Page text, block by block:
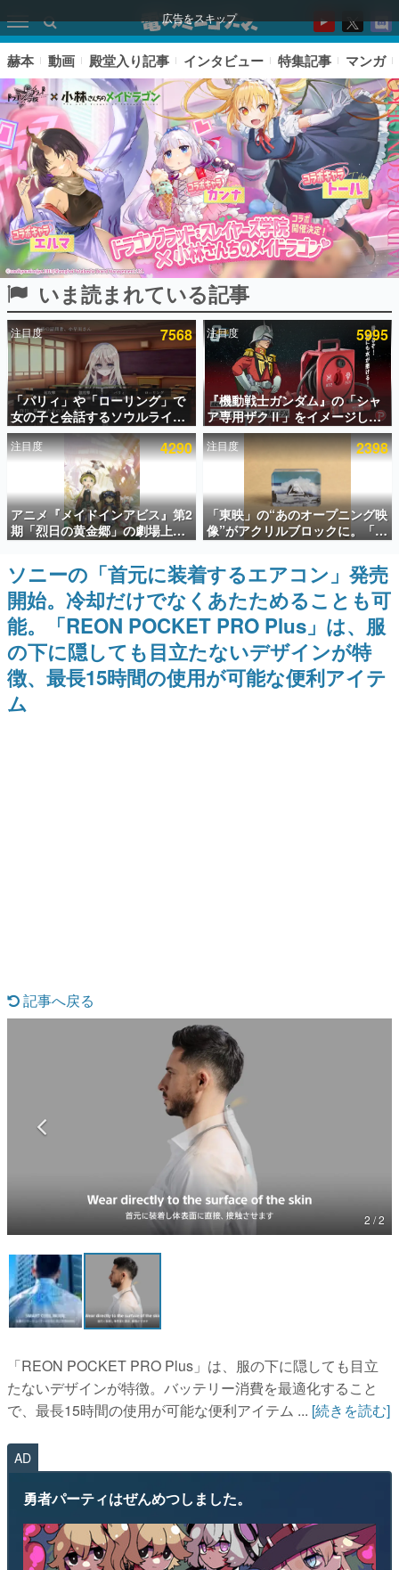
広告をスキップ
ピックアップ
電ファミのいま読まれている記事ランキング
アプリセール情報
インタビュー
連載・特集一覧
殿堂入り記事
SNS拡散数が数千以上！ ページビュー数万以上！ などな
ど。多くの人々に読まれた、電ファミ渾身の“殿堂入り”記
事をまとめました。
ゲームの企画書
名作ゲームクリエイターの方々に製作時のエピソードをお
聞きし、ヒットする企画（ゲーム）とは何か？を探ってい
きます。
赫本
この物語を解いてはいけない。『赫本』は、〈試験問題〉
の形をした短編ホラー小説集です。
具体的な形から解き明かしていく、硬派で骨太な評論連載
ゲームが変えた日本語
「経験値」「裏技」「ラスボス」… ゲームにまつわる言葉
の起源や用法の変遷を、コンピューター文化史研究家・タ
イニーP氏が徹底調査。
女性向け
アプリレビュー
その他
電ファミニコゲーマーとは？
運営：株式会社マレ
赫本 動画 殿堂入り記事 インタビュー 特集記事 マンガ
いま読まれている記事
注目度 7568
「パリィ」や「ローリング」で
女の子と会話するソウルライク
恋愛ゲーム『小早川さんはソウ
ルライク』無料公開。返事に失
敗すると「YOU DIED」
注目度 5995
『機動戦士ガンダム』の「シャ
ア専用ザクⅡ」をイメージした
散水ホースリールが予約開始。
本体にはシャアのパーソナルマ
ークやジオン公国軍のエンブレ
ム、型式番号などを配置
注目度 4290
アニメ『メイドインアビス』第2
期「烈日の黄金郷」の劇場上映
が決定！レグ役・伊瀬茉莉也さ
んらが登壇する舞台挨拶も実施
注目度 2398
「東映」の“あのオープニング映
像”がアクリルブロックに。「東
映ヒストリカル グッズコレクシ
ョン」が8月下旬より発売
ソニーの「首元に装着するエアコン」発売
開始。冷却だけでなくあたためることも可
能。「REON POCKET PRO Plus」は、服
の下に隠しても目立たないデザインが特
徴、最長15時間の使用が可能な便利アイテ
ム
記事へ戻る
2 / 2
「REON POCKET PRO Plus」は、服の下に隠しても目立
たないデザインが特徴。バッテリー消費を最適化すること
で、最長15時間の使用が可能な便利アイテム ... [続きを読む]
AD
勇者パーティはぜんめつしました。